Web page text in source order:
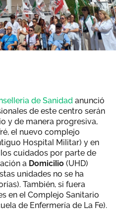
de Sanidad anunció
de este centro serán
y de manera progresiva,
el nuevo complejo
Hospital Militar) y en
cuidados por parte de
a Domicilio (UHD)
unidades no se ha
También, si fuera
en el Complejo Sanitario
de Enfermería de La Fe).